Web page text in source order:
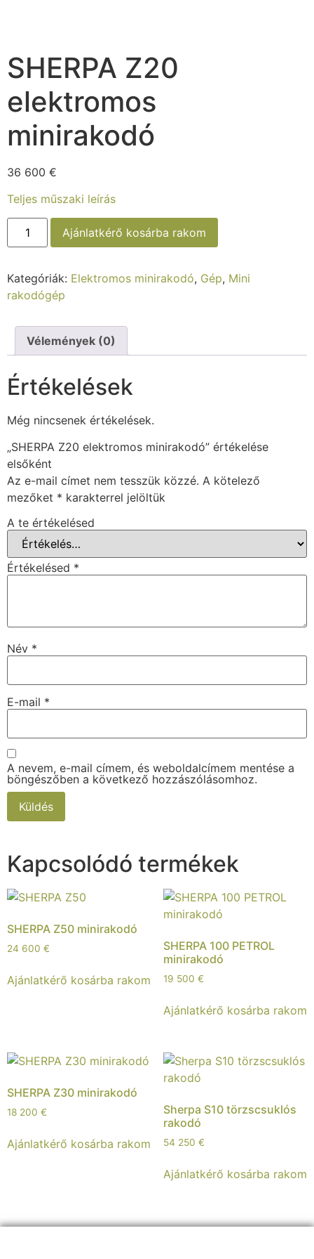
SHERPA Z20
elektromos
minirakodó
36 600 €
Teljes műszaki leírás
Ajánlatkérő kosárba rakom
Kategóriák: Elektromos minirakodó, Gép, Mini
rakodógép
Vélemények (0)
Értékelések
Még nincsenek értékelések.
„SHERPA Z20 elektromos minirakodó” értékelése
elsőként
Az e-mail címet nem tesszük közzé. A kötelező
mezőket * karakterrel jelöltük
A te értékelésed
Értékelésed *
Név *
E-mail *
A nevem, e-mail címem, és weboldalcímem mentése a
böngészőben a következő hozzászólásomhoz.
Kapcsolódó termékek
SHERPA Z50 minirakodó
24 600 €
Ajánlatkérő kosárba rakom
SHERPA 100 PETROL
minirakodó
19 500 €
Ajánlatkérő kosárba rakom
SHERPA Z30 minirakodó
18 200 €
Ajánlatkérő kosárba rakom
Sherpa S10 törzscsuklós
rakodó
54 250 €
Ajánlatkérő kosárba rakom